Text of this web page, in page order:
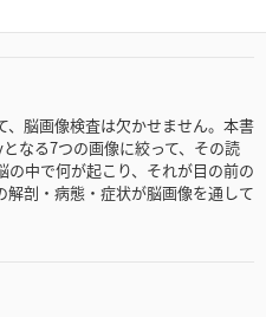
脳画像検査は欠かせません。本書
なる7つの画像に絞って、その読
中で何が起こり、それが目の前の
剖・病態・症状が脳画像を通して